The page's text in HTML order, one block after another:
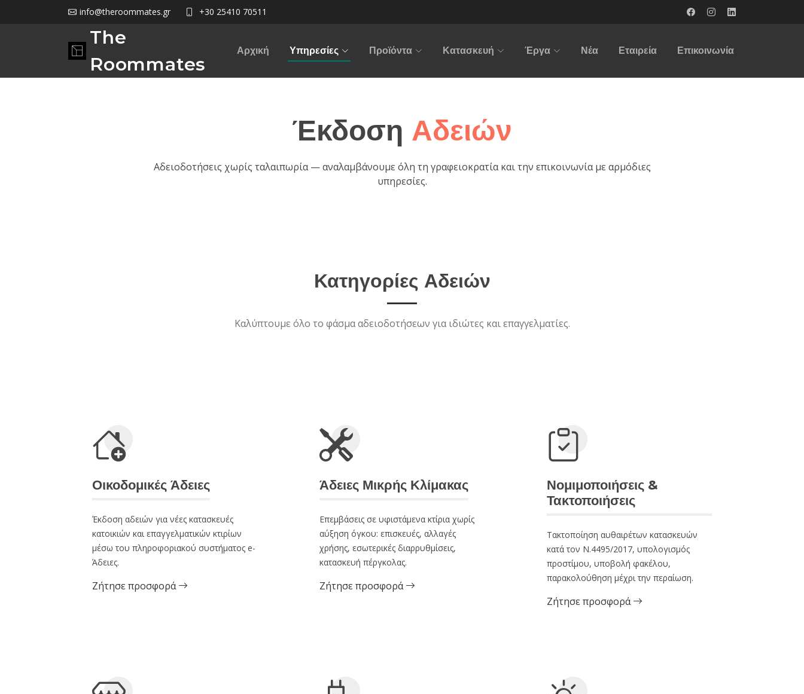
info@theroommates.gr +30 25410 70511
The
Roommates
Αρχική Υπηρεσίες Προϊόντα Κατασκευή Έργα Νέα Εταιρεία Επικοινωνία
Έκδοση Αδειών
Αδειοδοτήσεις χωρίς ταλαιπωρία — αναλαμβάνουμε όλη τη γραφειοκρατία και την επικοινωνία με αρμόδιες
υπηρεσίες.
Κατηγορίες Αδειών
Καλύπτουμε όλο το φάσμα αδειοδοτήσεων για ιδιώτες και επαγγελματίες.
Οικοδομικές Άδειες
Έκδοση αδειών για νέες κατασκευές
κατοικιών και επαγγελματικών κτιρίων
μέσω του πληροφοριακού συστήματος e-
Άδειες.
Ζήτησε προσφορά
Άδειες Μικρής Κλίμακας
Επεμβάσεις σε υφιστάμενα κτίρια χωρίς
αύξηση όγκου: επισκευές, αλλαγές
χρήσης, εσωτερικές διαρρυθμίσεις,
κατασκευή πέργκολας.
Ζήτησε προσφορά
Νομιμοποιήσεις &
Τακτοποιήσεις
Τακτοποίηση αυθαιρέτων κατασκευών
κατά τον Ν.4495/2017, υπολογισμός
προστίμου, υποβολή φακέλου,
παρακολούθηση μέχρι την περαίωση.
Ζήτησε προσφορά